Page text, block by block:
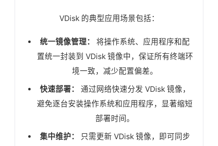
VDisk 的典型应用场景包括：
统一镜像管理：
将操作系统、应用程序和配
置统一封装到 VDisk 镜像中，保证所有终端环
境一致，减少配置偏差。
快速部署：
通过网络快速分发 VDisk 镜像，
避免逐台安装操作系统和应用程序，显著缩短
部署时间。
集中维护：
只需更新 VDisk 镜像，即可同步